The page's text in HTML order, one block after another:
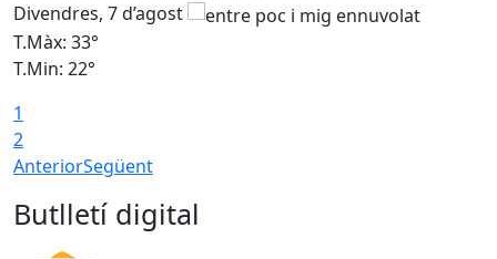
Divendres, 7 d’agost
T.Màx: 33°
T.Min: 22°
1
2
AnteriorSegüent
Butlletí digital